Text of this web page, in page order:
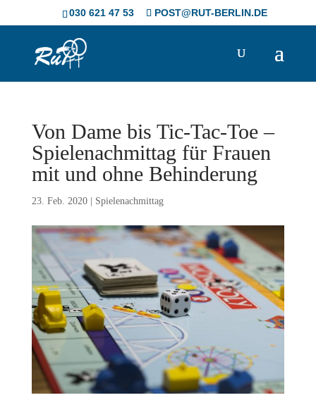
030 621 47 53 POST@RUT-BERLIN.DE
Von Dame bis Tic-Tac-Toe –
Spielenachmittag für Frauen
mit und ohne Behinderung
23. Feb. 2020| Spielenachmittag